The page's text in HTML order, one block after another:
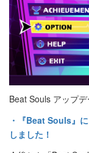
Beat Souls アップ
・『Beat Souls』
しました！